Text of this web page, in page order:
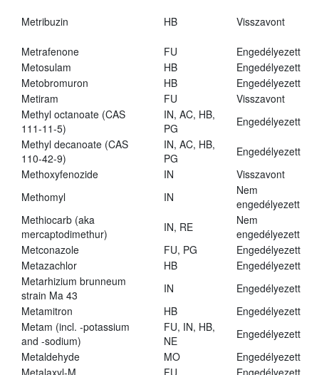
Metribuzin HB Visszavont
Metrafenone FU
Engedélyezett
Metosulam
HB
Engedélyezett
Metobromuron
HB
Engedélyezett
Metiram
FU
Visszavont
Methyl octanoate (CAS
111-11-5)
IN, AC, HB,
PG
Engedélyezett
Methyl decanoate (CAS
110-42-9)
IN, AC, HB,
PG
Engedélyezett
Methoxyfenozide
IN
Visszavont
Methomyl
IN
Nem
engedélyezett
Methiocarb (aka
mercaptodimethur)
IN, RE
Nem
engedélyezett
Metconazole
FU, PG
Engedélyezett
Metazachlor
HB
Engedélyezett
Metarhizium brunneum
strain Ma 43
IN
Engedélyezett
Metamitron
HB
Engedélyezett
Metam (incl. -potassium
and -sodium)
FU, IN, HB,
NE
Engedélyezett
Metaldehyde
MO
Engedélyezett